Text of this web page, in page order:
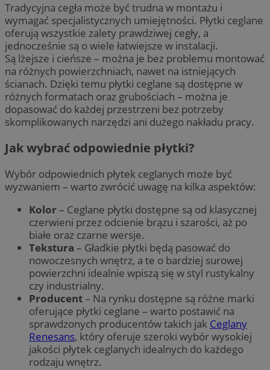
Tradycyjna cegła może być trudna w montażu i
wymagać specjalistycznych umiejętności. Płytki ceglane
oferują wszystkie zalety prawdziwej cegły, a
jednocześnie są o wiele łatwiejsze w instalacji.
Są lżejsze i cieńsze – można je bez problemu montować
na różnych powierzchniach, nawet na istniejących
ścianach. Dzięki temu płytki ceglane są dostępne w
różnych formatach oraz grubościach – można je
dopasować do każdej przestrzeni bez potrzeby
skomplikowanych narzędzi ani dużego nakładu pracy.
Jak wybrać odpowiednie płytki?
Wybór odpowiednich płytek ceglanych może być
wyzwaniem – warto zwrócić uwagę na kilka aspektów:
Kolor– Ceglane płytki dostępne są od klasycznej
czerwieni przez odcienie brązu i szarości, aż po
białe oraz czarne wersje.
Tekstura – Gładkie płytki będą pasować do
nowoczesnych wnętrz, a te o bardziej surowej
powierzchni idealnie wpiszą się w styl rustykalny
czy industrialny.
Producent– Na rynku dostępne są różne marki
oferujące płytki ceglane – warto postawić na
sprawdzonych producentów takich jak Ceglany
Renesans, który oferuje szeroki wybór wysokiej
jakości płytek ceglanych idealnych do każdego
rodzaju wnętrz.